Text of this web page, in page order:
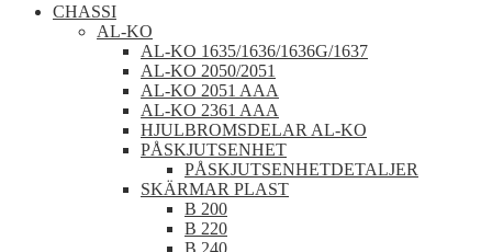
CHASSI
AL-KO
AL-KO 1635/1636/1636G/1637
AL-KO 2050/2051
AL-KO 2051 AAA
AL-KO 2361 AAA
HJULBROMSDELAR AL-KO
PÅSKJUTSENHET
PÅSKJUTSENHETDETALJER
SKÄRMAR PLAST
B 200
B 220
B 240